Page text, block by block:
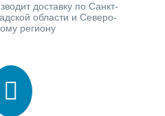
доставку по Санкт-
области и Северо-
региону